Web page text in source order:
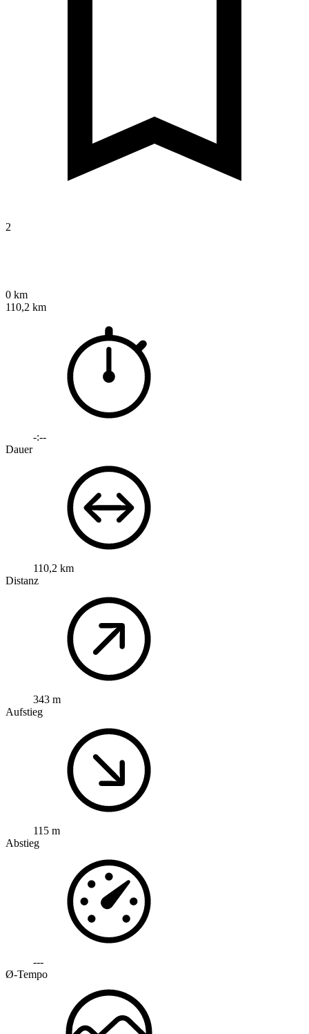
2
0 km
110,2 km
-:--
Dauer
110,2 km
Distanz
343 m
Aufstieg
115 m
Abstieg
---
Ø-Tempo